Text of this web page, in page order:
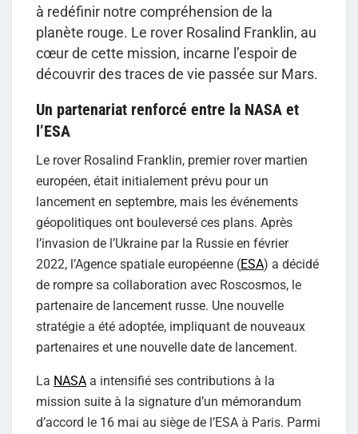
à redéfinir notre compréhension de la
planète rouge. Le rover Rosalind Franklin, au
cœur de cette mission, incarne l’espoir de
découvrir des traces de vie passée sur Mars.
Un partenariat renforcé entre la NASA et
l’ESA
Le rover Rosalind Franklin, premier rover martien
européen, était initialement prévu pour un
lancement en septembre, mais les événements
géopolitiques ont bouleversé ces plans. Après
l’invasion de l’Ukraine par la Russie en février
2022, l’Agence spatiale européenne (ESA) a décidé
de rompre sa collaboration avec Roscosmos, le
partenaire de lancement russe. Une nouvelle
stratégie a été adoptée, impliquant de nouveaux
partenaires et une nouvelle date de lancement.
La NASA a intensifié ses contributions à la
mission suite à la signature d’un mémorandum
d’accord le 16 mai au siège de l’ESA à Paris. Parmi